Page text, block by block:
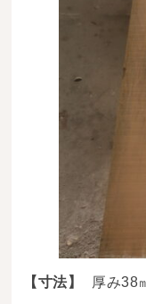
お問い合
お買い
送料・
ご注文
Attention
before
一枚板を
オイル
メンテ
【寸法】 厚み38